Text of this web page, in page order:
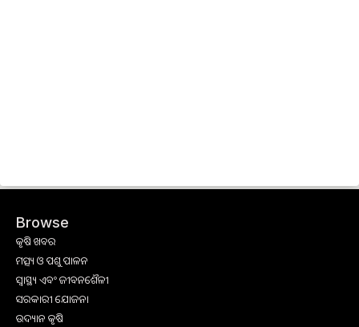
Browse
କୃଷି ଖବର
ମତ୍ସ୍ୟ ଓ ପଶୁ ପାଳନ
ସ୍ୱାସ୍ଥ୍ୟ ଏବଂ ଜୀବନଶୈଳୀ
ସରକାରୀ ଯୋଜନା
ଉଦ୍ୟାନ କୃଷି